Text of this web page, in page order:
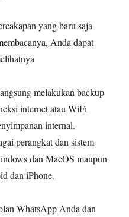
yang baru saja
Anda dapat
melakukan backup
internet atau WiFi
internal.
perangkat dan sistem
dan MacOS maupun
dan iPhone.
WhatsApp Anda dan